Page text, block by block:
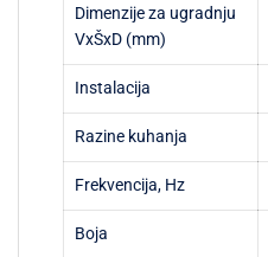
Dimenzije za ugradnju
VxŠxD (mm)
Instalacija
Razine kuhanja
Frekvencija, Hz
Boja